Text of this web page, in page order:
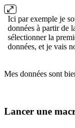
Ici par exemple je
données à partir de
sélectionner la
données, et je vais
Mes données sont
Lancer une